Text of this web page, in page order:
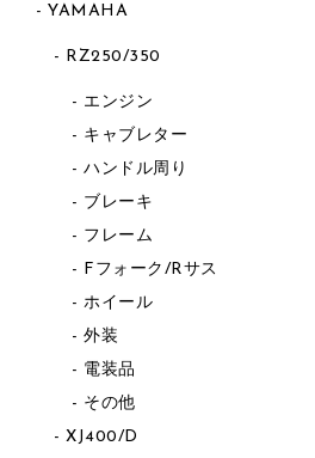
YAMAHA
RZ250/350
エンジン
キャブレター
ハンドル周り
ブレーキ
フレーム
Fフォーク/Rサス
ホイール
外装
電装品
その他
XJ400/D